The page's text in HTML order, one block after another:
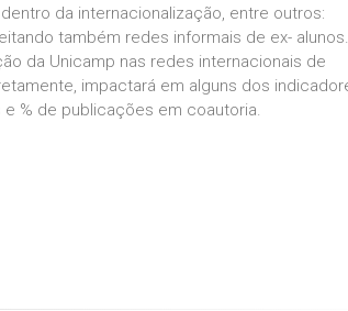
da internacionalização, entre outros:
também redes informais de ex-
da Unicamp nas redes internacionais de
impactará em alguns dos
% de publicações em coautoria.